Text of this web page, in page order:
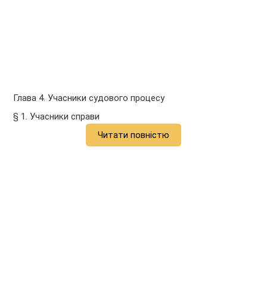
Глава 4. Учасники судового процесу
§ 1. Учасники справи
Читати повністю